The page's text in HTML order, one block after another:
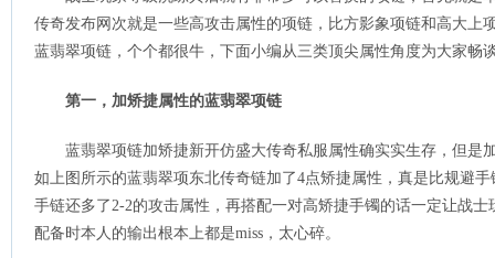
传奇发布网次就是一些高攻击属性的项链，比方影象项链和高大上
蓝翡翠项链，个个都很牛，下面小编从三类顶尖属性角度为大家畅
第一，加矫捷属性的蓝翡翠项链
蓝翡翠项链加矫捷新开仿盛大传奇私服属性确实实生存，但是
如上图所示的蓝翡翠项东北传奇链加了4点矫捷属性，真是比规避
手链还多了2-2的攻击属性，再搭配一对高矫捷手镯的话一定让战
配备时本人的输出根本上都是miss，太心碎。